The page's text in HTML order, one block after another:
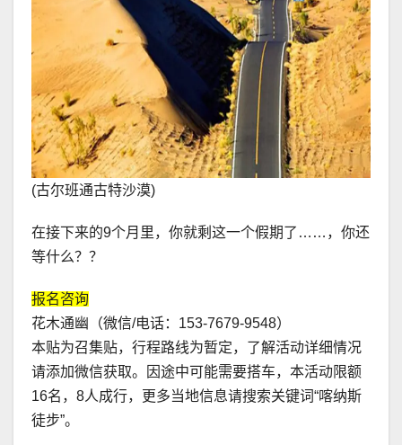
(古尔班通古特沙漠)
在接下来的9个月里，你就剩这一个假期了……，你还
等什么？？
报名咨询
花木通幽（微信/电话：153-7679-9548）
本贴为召集贴，行程路线为暂定，了解活动详细情况
请添加微信获取。因途中可能需要搭车，本活动限额
16名，8人成行，更多当地信息请搜索关键词“喀纳斯
徒步”。